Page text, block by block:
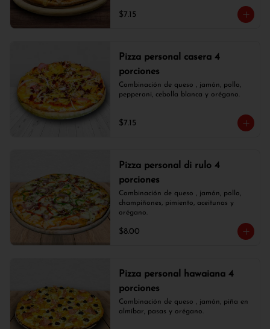
$7.15
Pizza personal casera 4
porciones
Combinación de queso , jamón, pollo,
pepperoni, cebolla blanca y orégano.
$7.15
Pizza personal di rulo 4
porciones
Combinación de queso , jamón, pollo,
champiñones, pimiento, aceitunas y
orégano.
$8.00
Pizza personal hawaiana 4
porciones
Combinación de queso , jamón, piña en
almíbar, pasas y orégano.